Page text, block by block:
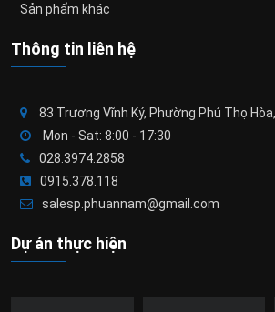
Sản phẩm khác
Thông tin liên hệ
83 Trương Vĩnh Ký, Phường Phú Thọ Hòa,
Mon - Sat: 8:00 - 17:30
028.3974.2858
0915.378.118
salesp.phuannam@gmail.com
Dự án thực hiện